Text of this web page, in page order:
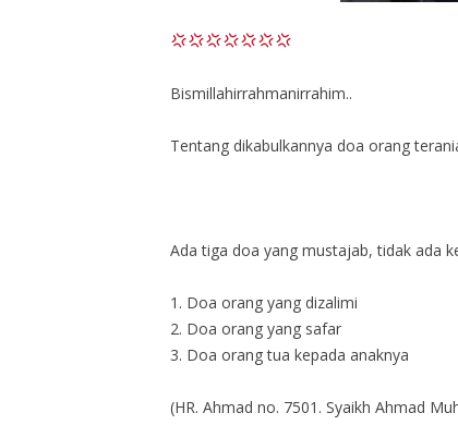
Bismillahirrahmanirrahim..
Tentang dikabulkannya doa orang
Ada tiga doa yang mustajab, tidak ada
1. Doa orang yang dizalimi
2. Doa orang yang safar
3. Doa orang tua kepada anaknya
(HR. Ahmad no. 7501. Syaikh Ahmad